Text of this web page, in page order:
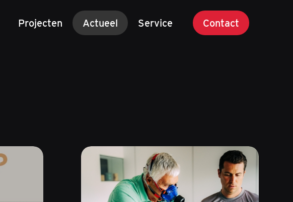
Projecten Actueel Service Contact